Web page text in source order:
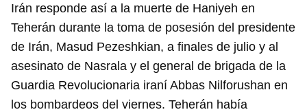
Irán responde así a la muerte de Haniyeh en
Teherán durante la toma de posesión del presidente
de Irán, Masud Pezeshkian, a finales de julio y al
asesinato de Nasrala y el general de brigada de la
Guardia Revolucionaria iraní Abbas Nilforushan en
los bombardeos del viernes. Teherán había